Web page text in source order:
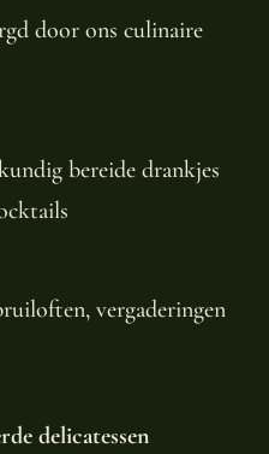
door ons culinaire
bereide drankjes
vergaderingen
delicatessen